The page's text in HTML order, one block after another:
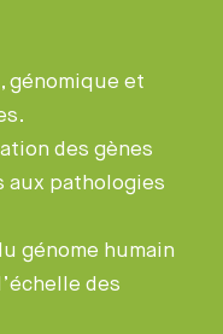
génomique et
des gènes
aux pathologies
génome humain
des